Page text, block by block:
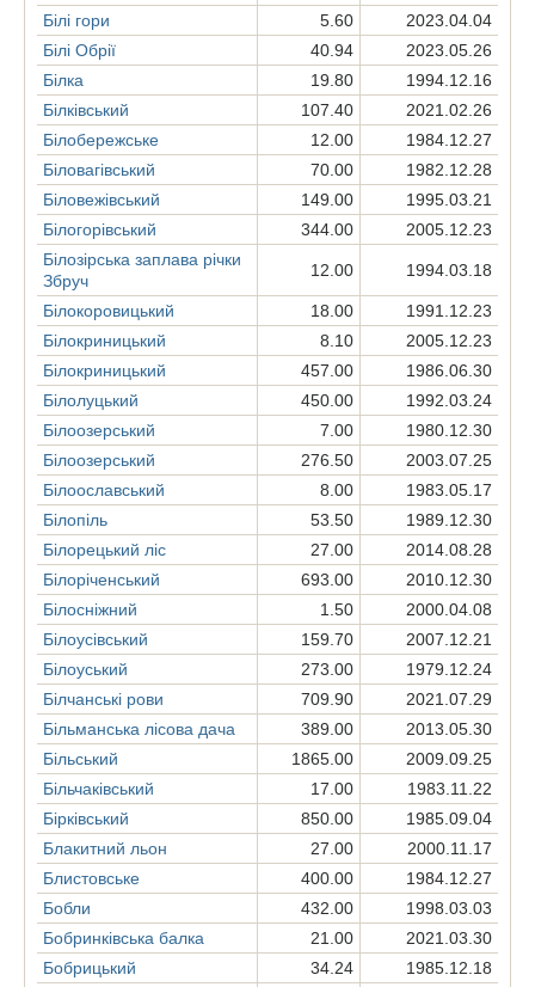
Білі гори 5.60
2023.04.04
Білі Обрії
40.94
2023.05.26
Білка
19.80
1994.12.16
Білківський
107.40
2021.02.26
Білобережське
12.00
1984.12.27
Біловагівський
70.00
1982.12.28
Біловежівський
149.00
1995.03.21
Білогорівський
344.00
2005.12.23
Білозірська заплава річки
Збруч
12.00 1994.03.18
Білокоровицький 18.00
1991.12.23
Білокриницький
8.10
2005.12.23
Білокриницький
457.00
1986.06.30
Білолуцький
450.00
1992.03.24
Білоозерський
7.00
1980.12.30
Білоозерський
276.50
2003.07.25
Білоославський
8.00
1983.05.17
Білопіль
53.50
1989.12.30
Білорецький ліс
27.00
2014.08.28
Білоріченський
693.00
2010.12.30
Білосніжний
1.50
2000.04.08
Білоусівський
159.70
2007.12.21
Білоуський
273.00
1979.12.24
Білчанські рови
709.90
2021.07.29
Більманська лісова дача
389.00
2013.05.30
Більський
1865.00
2009.09.25
Більчаківський
17.00
1983.11.22
Бірківський
850.00
1985.09.04
Блакитний льон
27.00
2000.11.17
Блистовське
400.00
1984.12.27
Бобли
432.00
1998.03.03
Бобринківська балка
21.00
2021.03.30
Бобрицький
34.24
1985.12.18